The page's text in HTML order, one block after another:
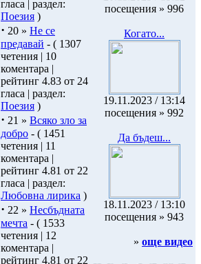
гласа | раздел:
Поезия )
· 20 » Не се
предавай - ( 1307
четения | 10
коментара |
рейтинг 4.83 от 24
гласа | раздел:
Поезия )
· 21 » Всяко зло за
добро - ( 1451
четения | 11
коментара |
рейтинг 4.81 от 22
гласа | раздел:
Любовна лирика )
· 22 » Несбъдната
мечта - ( 1533
четения | 12
коментара |
рейтинг 4.81 от 22
посещения » 996
Когато...
19.11.2023 / 13:14
посещения » 992
Да бъдеш...
18.11.2023 / 13:10
посещения » 943
» още видео